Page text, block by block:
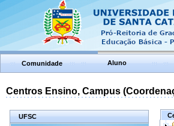
Comunidade Aluno
Centros Ensino, Campus
UFSC